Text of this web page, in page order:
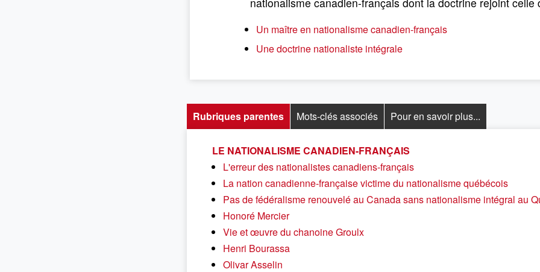
Un maître en nationalisme canadien-français
Une doctrine nationaliste intégrale
Rubriques parentes
LE NATIONALISME CANADIEN-FRANÇAIS
L'erreur des nationalistes canadiens-français
La nation canadienne-française victime du nationalisme québécois
Pas de fédéralisme renouvelé au Canada sans nationalisme intégral au
Honoré Mercier
Vie et œuvre du chanoine Groulx
Henri Bourassa
Olivar Asselin
Mots-clés associés Pour en savoir plus...